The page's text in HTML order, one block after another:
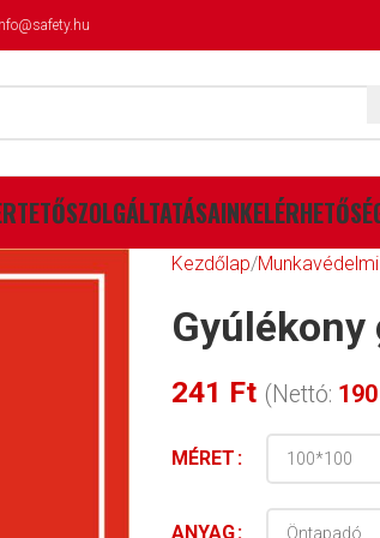
SZOLGÁLTATÁSAINK
Kezdőlap
241 Ft (Nettó: 190
MÉRET
ANYAG